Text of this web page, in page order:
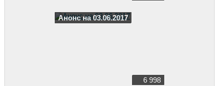
Анонс на 03.06.2017
6 998